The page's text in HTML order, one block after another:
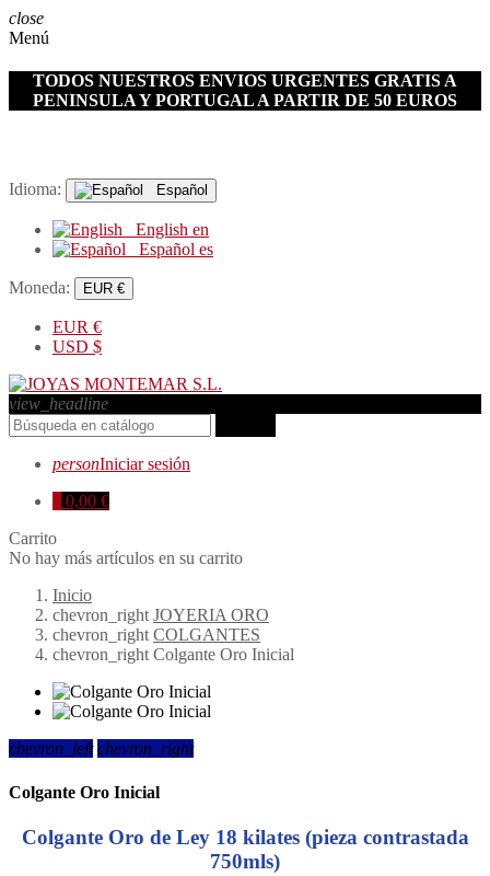
close
Menú
TODOS NUESTROS ENVIOS URGENTES GRATIS A
PENINSULA Y PORTUGAL A PARTIR DE 50 EUROS
Idioma: Español
English en
Español es
Moneda: EUR €
EUR €
USD $
view_headline
personIniciar sesión
0,00 €
Carrito
No hay más artículos en su carrito
Inicio
chevron_right JOYERIA ORO
chevron_right COLGANTES
chevron_right Colgante Oro Inicial
chevron_left chevron_right
Colgante Oro Inicial
Colgante Oro de Ley 18 kilates (pieza contrastada
750mls)